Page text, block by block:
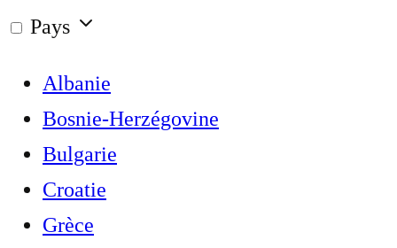
Pays
Albanie
Bosnie-Herzégovine
Bulgarie
Croatie
Grèce